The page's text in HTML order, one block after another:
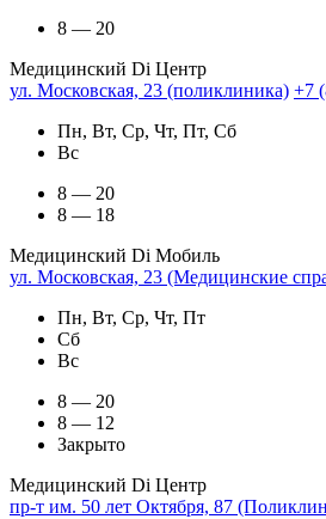
8 — 20
Медицинский Di Центр
ул. Московская, 23 (поликлиника) +7
Пн, Вт, Ср, Чт, Пт, Сб
Вс
8 — 20
8 — 18
Медицинский Di Мобиль
ул. Московская, 23 (Медицинские
Пн, Вт, Ср, Чт, Пт
Сб
Вс
8 — 20
8 — 12
Закрыто
Медицинский Di Центр
пр-т им. 50 лет Октября, 87